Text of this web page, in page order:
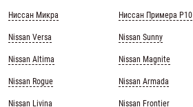
Ниссан Микра
Nissan Versa
Nissan Altima
Nissan Rogue
Nissan Livina
Ниссан Примера Р10
Nissan Sunny
Nissan Magnite
Nissan Armada
Nissan Frontier